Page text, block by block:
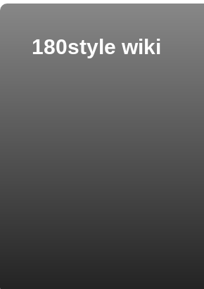
180style wiki